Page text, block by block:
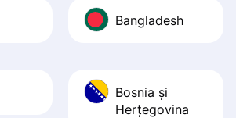
Bangladesh
Bosnia şi
Herţegovina